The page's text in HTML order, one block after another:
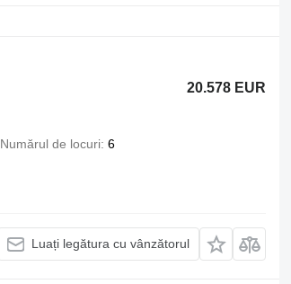
20.578 EUR
Numărul de locuri 6
Luați legătura cu vânzătorul